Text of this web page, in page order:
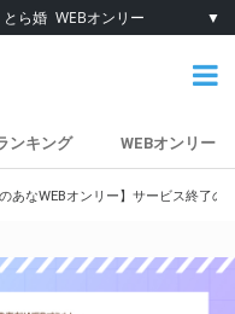
とら婚 WEBオンリー ▼
ンキング WEBオンリー
のあなWEBオンリー】サービス終了の